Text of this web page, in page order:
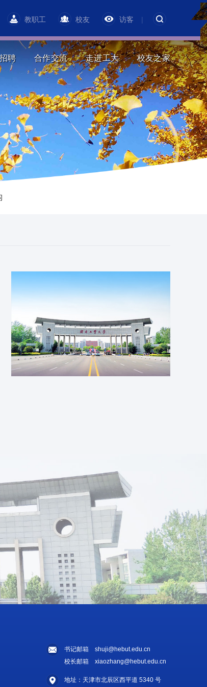
教职工 校友 访客 |
聘 合作交流 走进工大 校友之家
书记邮箱 shuji@hebut.edu.cn
校长邮箱 xiaozhang@hebut.edu.cn
地址：天津市北辰区西平道 5340 号